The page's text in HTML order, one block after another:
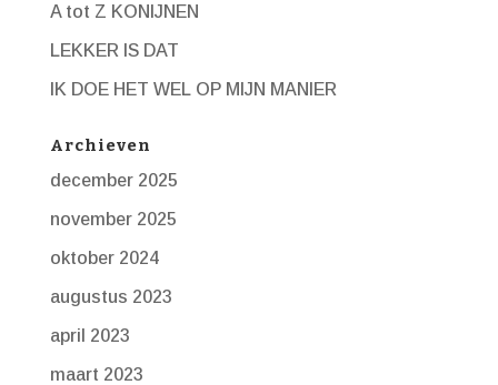
A tot Z KONIJNEN
LEKKER IS DAT
IK DOE HET WEL OP MIJN MANIER
Archieven
december 2025
november 2025
oktober 2024
augustus 2023
april 2023
maart 2023